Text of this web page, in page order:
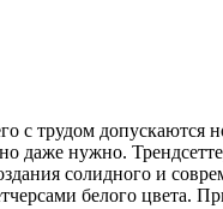
с трудом
даже нужно.
солидного и
белого цвета.